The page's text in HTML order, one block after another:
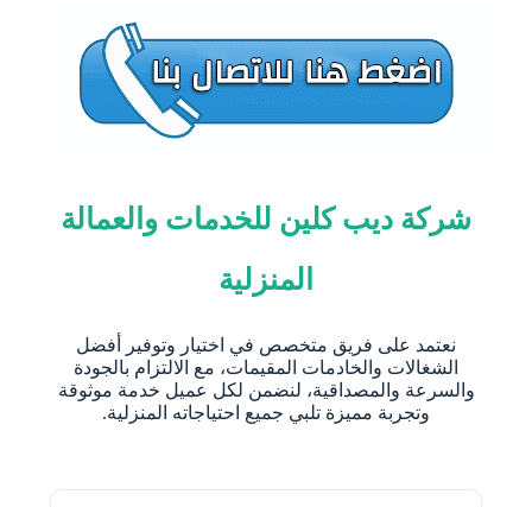
شركة ديب كلين للخدمات والعمالة
المنزلية
نعتمد على فريق متخصص في اختيار وتوفير أفضل
الشغالات والخادمات المقيمات، مع الالتزام بالجودة
والسرعة والمصداقية، لنضمن لكل عميل خدمة موثوقة
وتجربة مميزة تلبي جميع احتياجاته المنزلية.